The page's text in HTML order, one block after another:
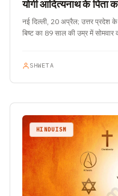
योगी आदित्यनाथ के पिता
नई दिल्‍ली, 20 अप्रैल; उत्तर प्रदेश
बिष्ट का 89 साल की उम्र में सोमवार
SHWETA
HINDUISM